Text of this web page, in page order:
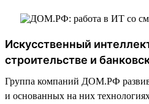
Искусственный
строительстве и
Группа компаний ДОМ.РФ
и основанных на них